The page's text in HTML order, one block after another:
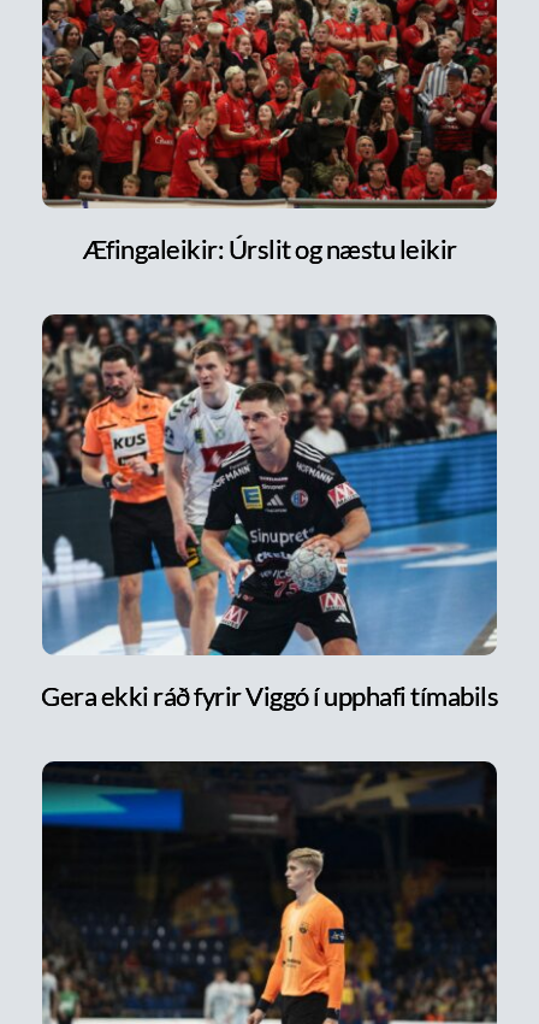
Æfingaleikir: Úrslit og næstu leikir
Gera ekki ráð fyrir Viggó í upphafi tímabils